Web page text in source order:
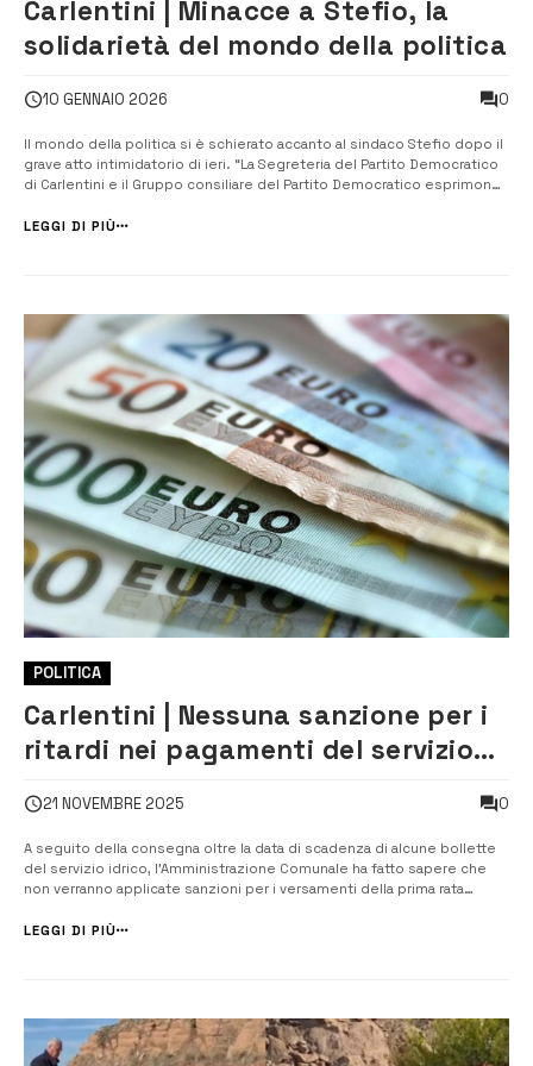
Carlentini | Minacce a Stefio, la
solidarietà del mondo della politica
10 GENNAIO 2026 0
Il mondo della politica si è schierato accanto al sindaco Stefio dopo il
grave atto intimidatorio di ieri. “La Segreteria del Partito Democratico
di Carlentini e il Gruppo consiliare del Partito Democratico esprimono
Giuseppe Stefio”, fanno sapere. “L’invio di ...
LEGGI DI PIÙ
POLITICA
Carlentini | Nessuna sanzione per i
ritardi nei pagamenti del servizio
21 NOVEMBRE 2025 0
A seguito della consegna oltre la data di scadenza di alcune bollette
del servizio idrico, l’Amministrazione Comunale ha fatto sapere che
non verranno applicate sanzioni per i versamenti della prima rata
utenti coinvolti e garantire una corretta gestione del servizio, evitan...
LEGGI DI PIÙ